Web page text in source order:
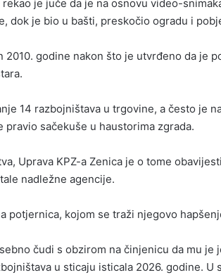
je juče da je na osnovu video-
dok je bio u bašti, preskočio ogradu i
2010. godine nakon što je utvrđeno da je
14 razbojništava u trgovine, a često je
pravio sačekuše u haustorima zgrada.
Uprava KPZ-a Zenica je o tome
nadležne agencije.
potjernica, kojom se traži njegovo
čudi s obzirom na činjenicu da mu je
u sticaju isticala 2026. godine. U